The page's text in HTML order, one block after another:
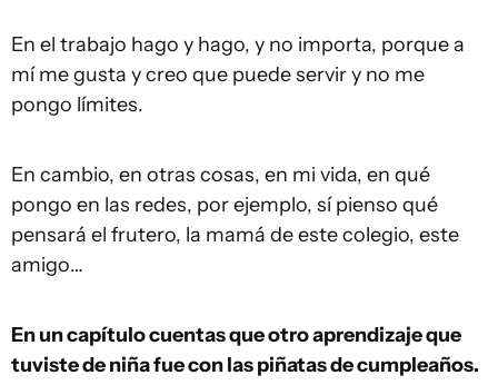
En el trabajo hago y hago, y no importa, porque a
mí me gusta y creo que puede servir y no me
pongo límites.
En cambio, en otras cosas, en mi vida, en qué
pongo en las redes, por ejemplo, sí pienso qué
pensará el frutero, la mamá de este colegio, este
amigo…
En un capítulo cuentas que otro aprendizaje que
tuviste de niña fue con las piñatas de cumpleaños.